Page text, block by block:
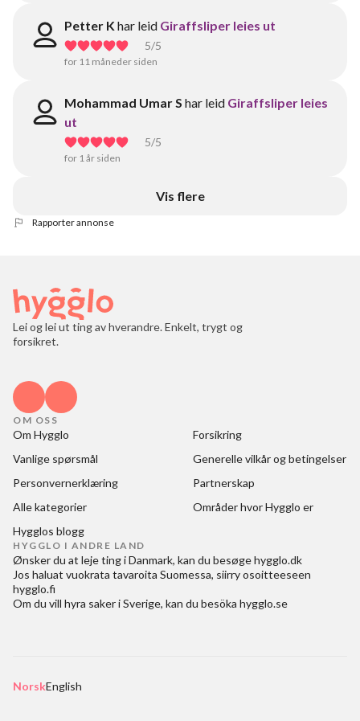
Petter K har leid Giraffsliper leies ut
5/5
for 11 måneder siden
Mohammad Umar S har leid Giraffsliper leies
ut
5/5
for 1 år siden
Vis flere
Rapporter annonse
Lei og lei ut ting av hverandre. Enkelt, trygt og
forsikret.
OM OSS
Om Hygglo
Forsikring
Vanlige spørsmål
Generelle vilkår og betingelser
Personvernerklæring
Partnerskap
Alle kategorier
Områder hvor Hygglo er
Hygglos blogg
HYGGLO I ANDRE LAND
Ønsker du at leje ting i Danmark, kan du besøgehygglo.dk
Jos haluat vuokrata tavaroita Suomessa, siirry osoitteeseen
hygglo.fi
Om du vill hyra saker i Sverige, kan du besöka hygglo.se
NorskEnglish